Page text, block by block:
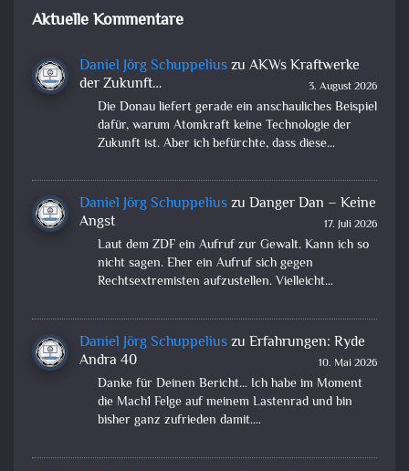
Aktuelle Kommentare
Daniel Jörg Schuppeliuszu AKWs Kraftwerke
der Zukunft…
3. August 2026
Die Donau liefert gerade ein anschauliches Beispiel
dafür, warum Atomkraft keine Technologie der
Zukunft ist. Aber ich befürchte, dass diese…
Daniel Jörg Schuppeliuszu Danger Dan – Keine
Angst
17. Juli 2026
Laut dem ZDF ein Aufruf zur Gewalt. Kann ich so
nicht sagen. Eher ein Aufruf sich gegen
Rechtsextremisten aufzustellen. Vielleicht…
Daniel Jörg Schuppeliuszu Erfahrungen: Ryde
Andra 40
10. Mai 2026
Danke für Deinen Bericht... Ich habe im Moment
die Mach1 Felge auf meinem Lastenrad und bin
bisher ganz zufrieden damit.…